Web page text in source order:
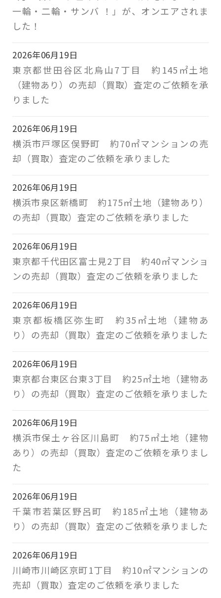
一輪・二輪・サンバ ！」が、オンエアされま
した！
2026年06月19日
東京都世田谷区北烏山7丁目 約145㎡土地
（建物あり）の売却（買取）査定のご依頼を承
りました
2026年06月19日
横浜市戸塚区俣野町 約70㎡マンションの売
却（買取）査定のご依頼を承りました
2026年06月19日
横浜市泉区新橋町 約175㎡土地（建物あり）
の売却（買取）査定のご依頼を承りました
2026年06月19日
東京都千代田区富士見2丁目 約40㎡マンショ
ンの売却（買取）査定のご依頼を承りました
2026年06月19日
東京都板橋区弥生町 約35㎡土地（建物あ
り）の売却（買取）査定のご依頼を承りました
2026年06月19日
東京都台東区台東3丁目 約25㎡土地（建物あ
り）の売却（買取）査定のご依頼を承りました
2026年06月19日
横浜市保土ヶ谷区川島町 約75㎡土地（建物
あり）の売却（買取）査定のご依頼を承りまし
た
2026年06月19日
千葉市若葉区野呂町 約185㎡土地（建物あ
り）の売却（買取）査定のご依頼を承りました
2026年06月19日
川崎市川崎区京町1丁目 約10㎡マンションの
売却（買取）査定のご依頼を承りました